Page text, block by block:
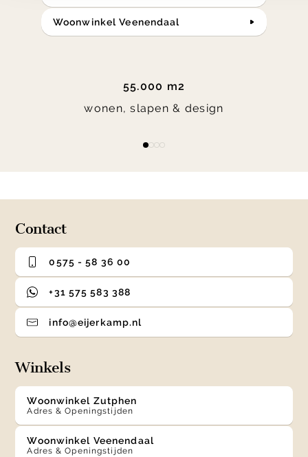
Woonwinkel Veenendaal
55.000 m2
wonen, slapen & design
Contact
0575 - 58 36 00
+31 575 583 388
info@eijerkamp.nl
Winkels
Woonwinkel Zutphen
Adres & Openingstijden
Woonwinkel Veenendaal
Adres & Openingstijden